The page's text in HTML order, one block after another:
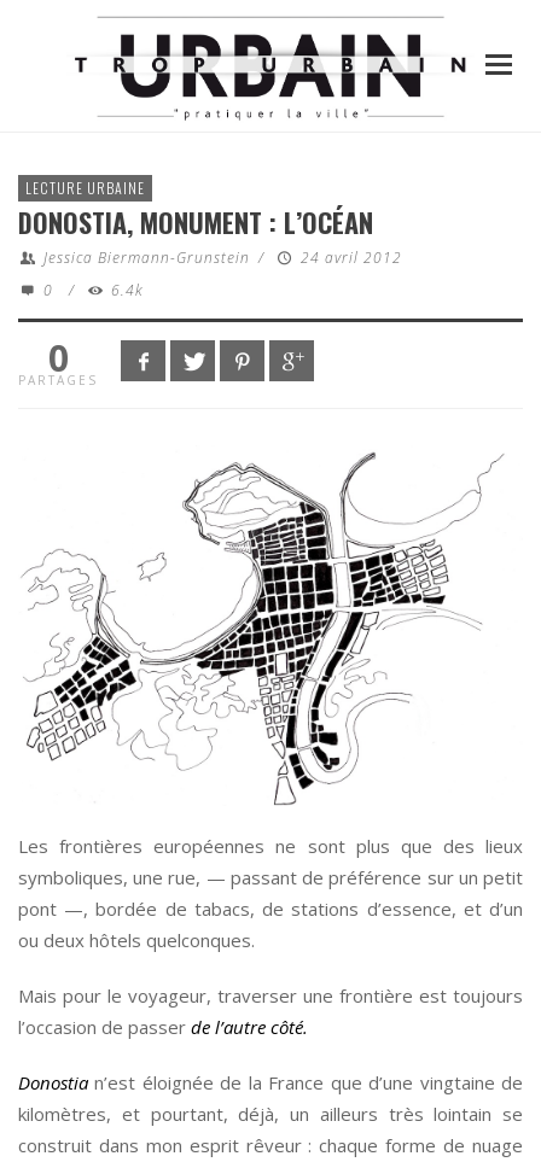
LECTURE URBAINE
DONOSTIA, MONUMENT : L’OCÉAN
Jessica Biermann-Grunstein /
24 avril 2012
0
/ 6.4k
0
PARTAGES
Les frontières européennes ne sont plus que des lieux
symboliques, une rue, — passant de préférence sur un petit
pont —, bordée de tabacs, de stations d’essence, et d’un
ou deux hôtels quelconques.
Mais pour le voyageur, traverser une frontière est toujours
l’occasion de passer de l’autre côté.
Donostia n’est éloignée de la France que d’une vingtaine de
kilomètres, et pourtant, déjà, un ailleurs très lointain se
construit dans mon esprit rêveur : chaque forme de nuage